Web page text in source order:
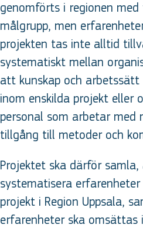
genomförts i regionen med
målgrupp, men
projekten tas inte alltid
systematiskt mellan
att kunskap och
inom enskilda projekt eller
personal som arbetar med
tillgång till metoder och
Projektet ska därför samla,
systematisera
projekt i Region Uppsala,
erfarenheter ska omsättas